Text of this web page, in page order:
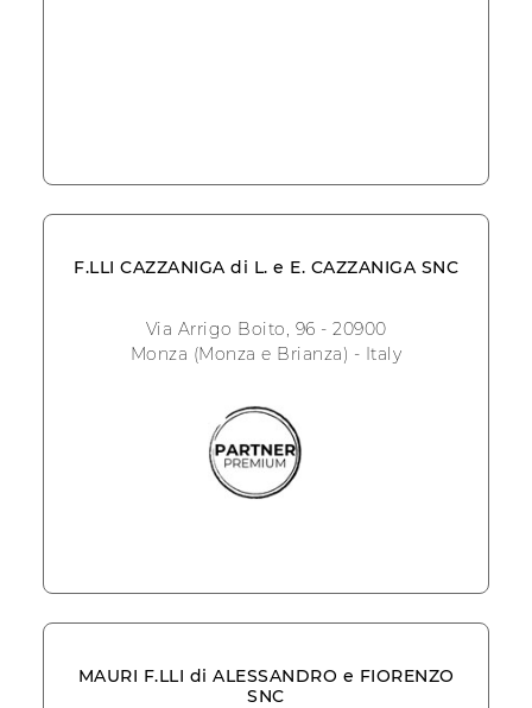
F.LLI CAZZANIGA di L. e E. CAZZANIGA SNC
Via Arrigo Boito, 96 - 20900
Monza (Monza e Brianza) - Italy
MAURI F.LLI di ALESSANDRO e FIORENZO
SNC